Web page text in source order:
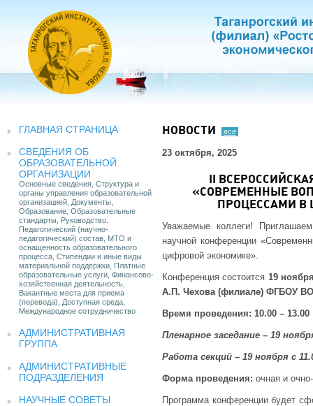
ГЛАВНАЯ СТРАНИЦА
СВЕДЕНИЯ ОБ
ОБРАЗОВАТЕЛЬНОЙ
ОРГАНИЗАЦИИ
Основные сведения, Структура и
органы управления образовательной
организацией, Документы,
Образование, Образовательные
стандарты, Руководство.
Педагогический (научно-
педагогический) состав, МТО и
оснащенность образовательного
процесса, Стипендии и иные виды
материальной поддержки, Платные
образовательные услуги, Финансово-
хозяйственная деятельность,
Вакантные места для приема
(перевода), Доступная среда,
Международное сотрудничество
АДМИНИСТРАТИВНАЯ
ГРУППА
АДМИНИСТРАТИВНЫЕ
ПОДРАЗДЕЛЕНИЯ
НАУЧНЫЕ СОВЕТЫ
НОВОСТИ все
23 октября, 2025
II
«СОВРЕМЕННЫЕ
ПРОЦЕССАМИ
Уважаемые коллеги!
научной конференции
цифровой экономике».
Конференция состоится 19
А.П. Чехова (филиале) ФГБОУ
Время проведения: 10.00 – 13.00
Пленарное заседание – 19
Работа секций – 19 ноября с
Форма проведения: очная и
Программа конференции будет